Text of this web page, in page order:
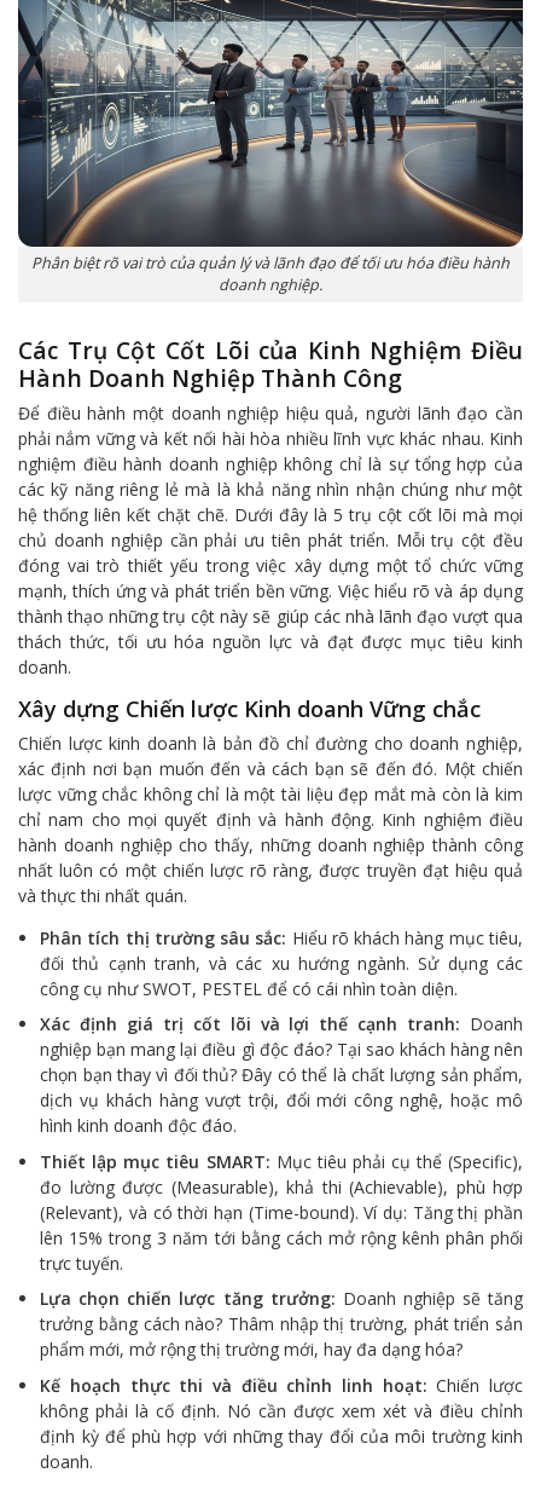
Phân biệt rõ vai trò của quản lý và lãnh đạo để tối ưu hóa điều hành
doanh nghiệp.
Các Trụ Cột Cốt Lõi của Kinh Nghiệm Điều
Hành Doanh Nghiệp Thành Công
Để điều hành một doanh nghiệp hiệu quả, người lãnh đạo cần
phải nắm vững và kết nối hài hòa nhiều lĩnh vực khác nhau. Kinh
nghiệm điều hành doanh nghiệp không chỉ là sự tổng hợp của
các kỹ năng riêng lẻ mà là khả năng nhìn nhận chúng như một
hệ thống liên kết chặt chẽ. Dưới đây là 5 trụ cột cốt lõi mà mọi
chủ doanh nghiệp cần phải ưu tiên phát triển. Mỗi trụ cột đều
đóng vai trò thiết yếu trong việc xây dựng một tổ chức vững
mạnh, thích ứng và phát triển bền vững. Việc hiểu rõ và áp dụng
thành thạo những trụ cột này sẽ giúp các nhà lãnh đạo vượt qua
thách thức, tối ưu hóa nguồn lực và đạt được mục tiêu kinh
doanh.
Xây dựng Chiến lược Kinh doanh Vững chắc
Chiến lược kinh doanh là bản đồ chỉ đường cho doanh nghiệp,
xác định nơi bạn muốn đến và cách bạn sẽ đến đó. Một chiến
lược vững chắc không chỉ là một tài liệu đẹp mắt mà còn là kim
chỉ nam cho mọi quyết định và hành động. Kinh nghiệm điều
hành doanh nghiệp cho thấy, những doanh nghiệp thành công
nhất luôn có một chiến lược rõ ràng, được truyền đạt hiệu quả
và thực thi nhất quán.
Phân tích thị trường sâu sắc: Hiểu rõ khách hàng mục tiêu,
đối thủ cạnh tranh, và các xu hướng ngành. Sử dụng các
công cụ như SWOT, PESTEL để có cái nhìn toàn diện.
Xác định giá trị cốt lõi và lợi thế cạnh tranh: Doanh
nghiệp bạn mang lại điều gì độc đáo? Tại sao khách hàng nên
chọn bạn thay vì đối thủ? Đây có thể là chất lượng sản phẩm,
dịch vụ khách hàng vượt trội, đổi mới công nghệ, hoặc mô
hình kinh doanh độc đáo.
Thiết lập mục tiêu SMART: Mục tiêu phải cụ thể (Specific),
đo lường được (Measurable), khả thi (Achievable), phù hợp
(Relevant), và có thời hạn (Time-bound). Ví dụ: Tăng thị phần
lên 15% trong 3 năm tới bằng cách mở rộng kênh phân phối
trực tuyến.
Lựa chọn chiến lược tăng trưởng: Doanh nghiệp sẽ tăng
trưởng bằng cách nào? Thâm nhập thị trường, phát triển sản
phẩm mới, mở rộng thị trường mới, hay đa dạng hóa?
Kế hoạch thực thi và điều chỉnh linh hoạt: Chiến lược
không phải là cố định. Nó cần được xem xét và điều chỉnh
định kỳ để phù hợp với những thay đổi của môi trường kinh
doanh.